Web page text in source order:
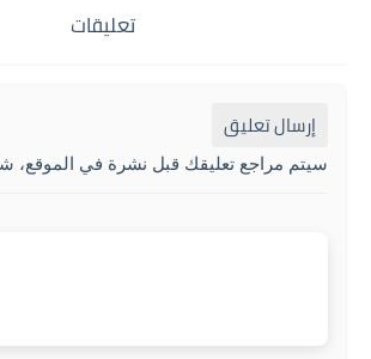
تعليقات
إرسال تعليق
سيتم مراجع تعليقك قبل نشرة في الموقع،